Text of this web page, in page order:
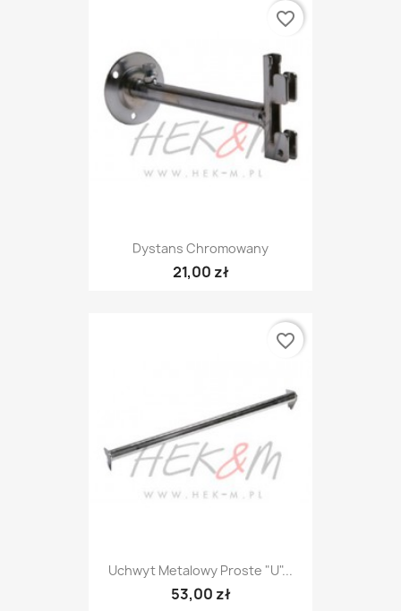
Dystans Chromowany
21,00 zł
favorite_border
Uchwyt Metalowy Proste "U"...
53,00 zł
favorite_border